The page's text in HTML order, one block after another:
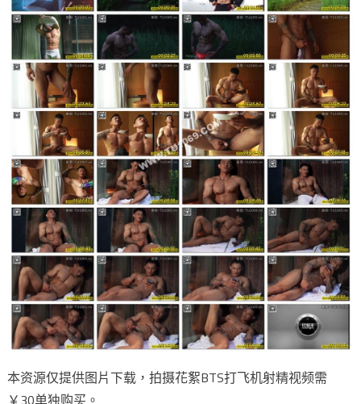
本资源仅提供图片下载，拍摄花絮BTS打飞机射精视频需